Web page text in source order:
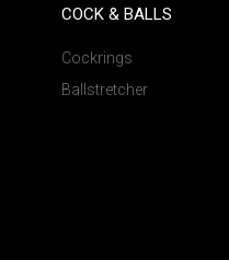
COCK & BALLS
Cockrings
Ballstretcher